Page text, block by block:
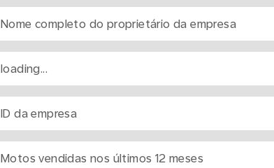
Nome completo do proprietário da empresa
loading...
ID da empresa
Motos vendidas nos últimos 12 meses